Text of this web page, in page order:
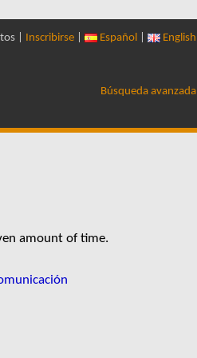
| Inscribirse Español English
Búsqueda avanzada
amount of time.